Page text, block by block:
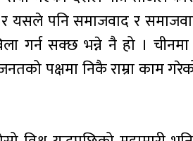
पनि समाजवाद र
गर्न सक्छ भन्ने नै हो ।
पक्षमा निकै राम्रा काम